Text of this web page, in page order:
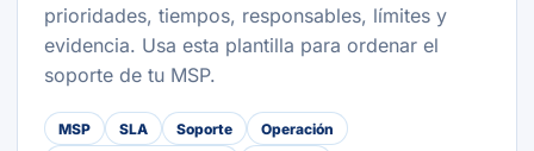
prioridades, tiempos, responsables, límites y
evidencia. Usa esta plantilla para ordenar el
soporte de tu MSP.
MSP SLA Soporte
Operación